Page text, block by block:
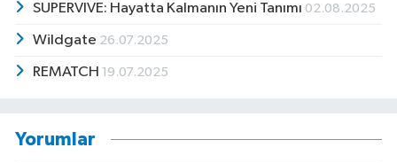
SUPERVIVE: Hayatta Kalmanın Yeni Tanımı 02.08.2025
Wildgate 26.07.2025
REMATCH 19.07.2025
Yorumlar